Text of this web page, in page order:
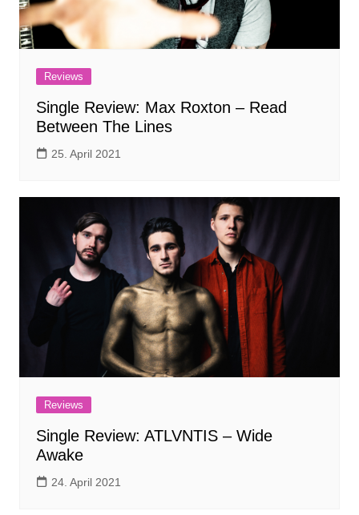
Reviews
Single Review: Max Roxton – Read
Between The Lines
25. April 2021
Reviews
Single Review: ATLVNTIS – Wide
Awake
24. April 2021